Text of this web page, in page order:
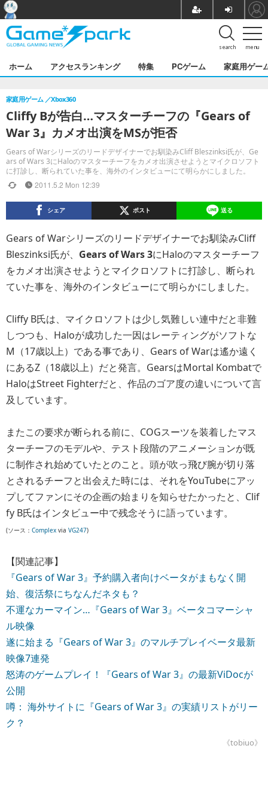
menu
search
ホーム アクセスランキング 特集 PCゲーム 家庭用ゲー
Cliffy Bが告白…マスターチーフの『Gears of
War 3』カメオ出演をMSが拒否
Gears of Warシリーズのリードデザイナーでお馴染みCliff Bleszinksi氏が、Ge
ars of Wars 3にHaloのマスターチーフをカメオ出演させようとマイクロソフト
に打診し、断られていた事を、海外のインタビューにて明らかにしました。
家庭用ゲーム Xbox360
2011.5.2 Mon 12:39
シェア ポスト 送る
Gears of Warシリーズのリードデザイナーでお馴染みCliff
Bleszinksi氏が、 Gears of Wars 3にHaloのマスターチーフ
をカメオ出演させようとマイクロソフトに打診し、断られ
ていた事を、海外のインタビューにて明らかにしました。
Cliffy B氏は、マイクロソフトは少し気難しい連中だと非難
しつつも、Haloが成功した一因はレーティングがソフトな
M（17歳以上）である事であり、Gears of Warは遙か遠く
にあるZ（18歳以上）だと発言。GearsはMortal Kombatで
HaloはStreet Fighterだと、作品のゴア度の違いについて言
及しています。
またこの要求が断られる前に、COGスーツを装着したマス
ターチーフのモデルや、テスト段階のアニメーションが既
に制作され始めていたとのこと。頭が吹っ飛び腕が切り落
とされるチーフと出会えた時には、それをYouTubeにアッ
プしてファンにその企画の始まりを知らせたかったと、Clif
fy B氏はインタビュー中で残念そうに語っています。
(ソース： Complex via VG247)
【関連記事】
『Gears of War 3』予約購入者向けベータがまもなく開
始、復活祭にちなんだネタも？
不運なカーマイン…『Gears of War 3』ベータコマーシャ
ル映像
遂に始まる『Gears of War 3』のマルチプレイベータ最新
映像7連発
怒涛のゲームプレイ！『Gears of War 3』の最新ViDocが
公開
噂： 海外サイトに『Gears of War 3』の実績リストがリー
ク？
《tobiuo》